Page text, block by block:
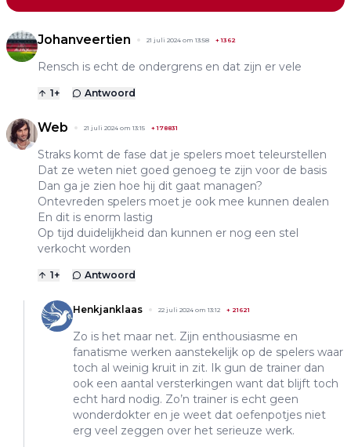
Johanveertien 21 juli 2024 om 13:58 +1362
Rensch is echt de ondergrens en dat zijn er vele
1+ Antwoord
Web 21 juli 2024 om 13:15 +178831
Straks komt de fase dat je spelers moet teleurstellen
Dat ze weten niet goed genoeg te zijn voor de basis
Dan ga je zien hoe hij dit gaat managen?
Ontevreden spelers moet je ook mee kunnen dealen
En dit is enorm lastig
Op tijd duidelijkheid dan kunnen er nog een stel
verkocht worden
1+ Antwoord
Henkjanklaas 22 juli 2024 om 13:12 + 21621
Zo is het maar net. Zijn enthousiasme en
fanatisme werken aanstekelijk op de spelers waar
toch al weinig kruit in zit. Ik gun de trainer dan
ook een aantal versterkingen want dat blijft toch
echt hard nodig. Zo’n trainer is echt geen
wonderdokter en je weet dat oefenpotjes niet
erg veel zeggen over het serieuze werk.